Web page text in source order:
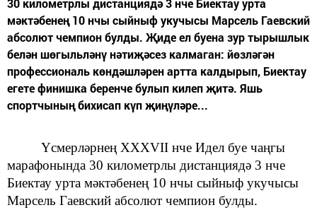
30 километрлы дистанциядә 3 нче Биектау урта
мәктәбенең 10 нчы сыйныф укучысы Марсель Гаевский
абсолют чемпион булды. Җиде ел буена зур тырышлык
белән шөгыльләнү нәтиҗәсез калмаган: йөзләгән
профессиональ көндәшләрен артта калдырып, Биектау
егете финишка беренче булып килеп җитә. Яшь
спортчының бихисап күп җиңүләре...
Үсмерләрнең XXXVII нче Идел буе чаңгы
марафонында 30 километрлы дистанциядә 3 нче
Биектау урта мәктәбенең 10 нчы сыйныф укучысы
Марсель Гаевский абсолют чемпион булды.